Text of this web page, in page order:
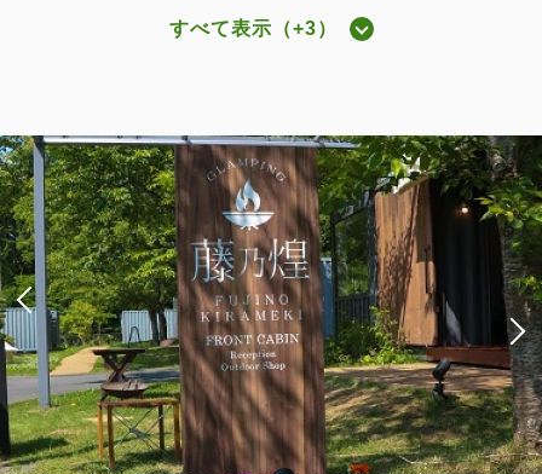
合計 53,600円~
詳細 日付を選択
【愛犬同伴ルーム】ドッグキャビンデ
ラックス（専用ドッグラン付・キング
税・サービス料込
会員価格 51,700
大人 2
税・サービス料込
合計 52,800円~
禁煙 69.00m 2~6名
ダブルサイズ×2 Wi-Fiあり（無料）
詳細 日付を選択
すべて表示（+3）